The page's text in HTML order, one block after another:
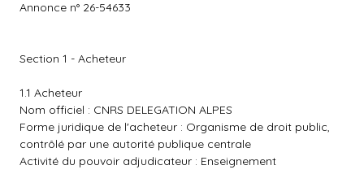
Annonce n° 26-54633
Section 1 - Acheteur
1.1 Acheteur
Nom officiel : CNRS DELEGATION ALPES
Forme juridique de l'acheteur : Organisme de droit public,
contrôlé par une autorité publique centrale
Activité du pouvoir adjudicateur : Enseignement